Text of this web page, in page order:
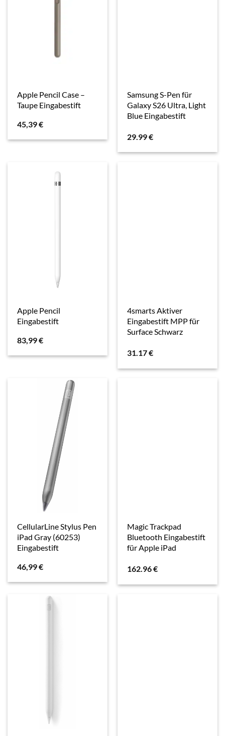
Apple Pencil Case –
Taupe Eingabestift
45,39€
Samsung S-Pen für
Galaxy S26 Ultra, Light
Blue Eingabestift
29.99€
Apple Pencil
Eingabestift
83,99€
4smarts Aktiver
Eingabestift MPP für
Surface Schwarz
31.17€
CellularLine Stylus Pen
iPad Gray (60253)
Eingabestift
46,99€
Magic Trackpad
Bluetooth Eingabestift
für Apple iPad
162.96€